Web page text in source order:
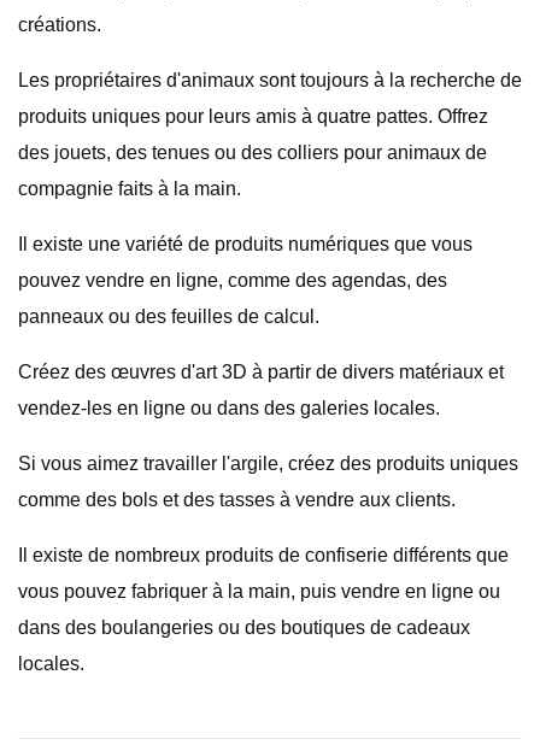
créations.
Les propriétaires d'animaux sont toujours à la recherche de
produits uniques pour leurs amis à quatre pattes. Offrez
des jouets, des tenues ou des colliers pour animaux de
compagnie faits à la main.
Il existe une variété de produits numériques que vous
pouvez vendre en ligne, comme des agendas, des
panneaux ou des feuilles de calcul.
Créez des œuvres d'art 3D à partir de divers matériaux et
vendez-les en ligne ou dans des galeries locales.
Si vous aimez travailler l'argile, créez des produits uniques
comme des bols et des tasses à vendre aux clients.
Il existe de nombreux produits de confiserie différents que
vous pouvez fabriquer à la main, puis vendre en ligne ou
dans des boulangeries ou des boutiques de cadeaux
locales.